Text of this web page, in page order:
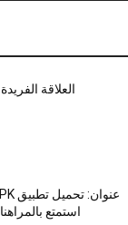
العلاقة
استمتع